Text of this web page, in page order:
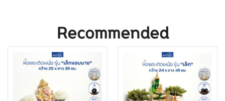
Recommended